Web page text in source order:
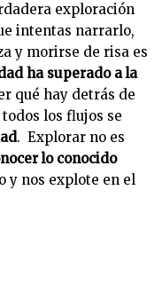
exploración
intentas narrarlo,
y morirse de risa es
ha superado a la
qué hay detrás de
los flujos se
. Explorar no es
lo conocido
y nos explote en el